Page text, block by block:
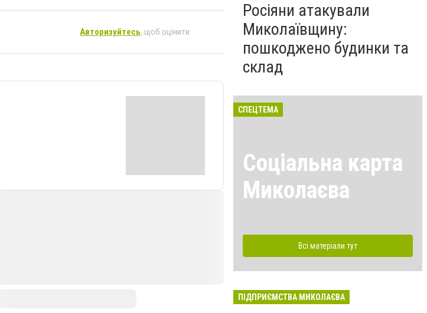
Авторизуйтесь, щоб оцінити
Росіяни атакували
Миколаївщину:
пошкоджено будинки та
склад
СПЕЦТЕМА
Соціальна карта
Миколаєва
Всі матеріали тут
ПІДПРИЄМСТВА МИКОЛАЄВА